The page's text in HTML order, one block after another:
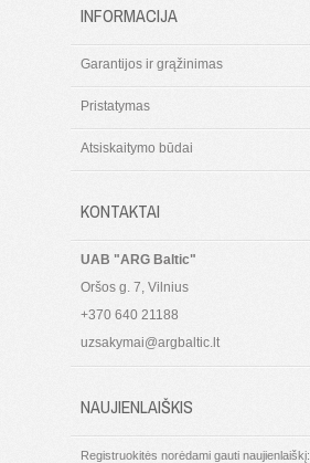
INFORMACIJA
Garantijos ir grąžinimas
Pristatymas
Atsiskaitymo būdai
KONTAKTAI
UAB "ARG Baltic"
Oršos g. 7, Vilnius
+370 640 21188
uzsakymai@argbaltic.lt
NAUJIENLAIŠKIS
Registruokitės norėdami gauti naujienlaiškį: